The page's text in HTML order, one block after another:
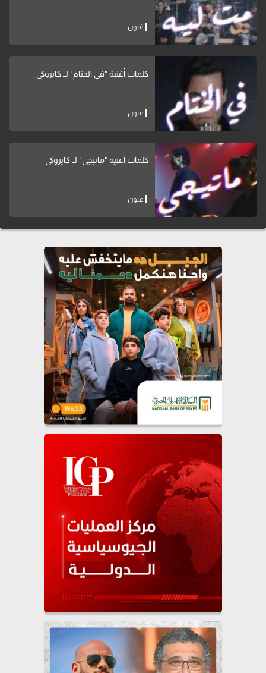
فنون
كلمات أغنية "في الختام" لــ كايروكي
فنون
كلمات أغنية "ماتيجي" لــ كايروكي
فنون